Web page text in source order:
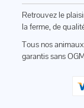
Retrouvez le
la ferme, de
Tous nos
garantis sans